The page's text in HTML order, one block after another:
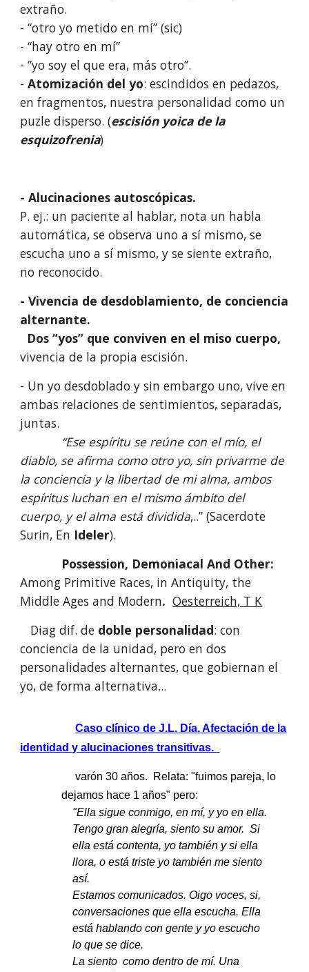
extraño.
- “otro yo metido en mí” (sic)
- “hay otro en mí”
- “yo soy el que era, más otro”.
-Atomización del yo: escindidos en pedazos,
en fragmentos, nuestra personalidad como un
puzle disperso. (escisión yoica de la
esquizofrenia)
- Alucinaciones autoscópicas.
P. ej.: un paciente al hablar, nota un habla
automática, se observa uno a sí mismo, se
escucha uno a sí mismo, y se siente extraño,
no reconocido.
- Vivencia de desdoblamiento, de conciencia
alternante.
Dos “yos” que conviven en el miso cuerpo,
vivencia de la propia escisión.
- Un yo desdoblado y sin embargo uno, vive en
ambas relaciones de sentimientos, separadas,
juntas.
“Ese espíritu se reúne con el mío, el
diablo, se afirma como otro yo, sin privarme de
la conciencia y la libertad de mi alma, ambos
espíritus luchan en el mismo ámbito del
cuerpo, y el alma está dividida,..” (Sacerdote
Surin, En Ideler).
Possession, Demoniacal And Other:
Among Primitive Races, in Antiquity, the
Middle Ages and Modern.Oesterreich, T K
Diag dif. de doble personalidad: con
conciencia de la unidad, pero en dos
personalidades alternantes, que gobiernan el
yo, de forma alternativa...
Caso clínico de J.L. Día. Afectación de la
identidad y alucinaciones transitivas.
varón 30 años. Relata: "fuimos pareja, lo
dejamos hace 1 años" pero:
"Ella sigue conmigo, en mí, y yo en ella.
Tengo gran alegría, siento su amor. Si
ella está contenta, yo también y si ella
llora, o está triste yo también me siento
así.
Estamos comunicados. Oigo voces, si,
conversaciones que ella escucha. Ella
está hablando con gente y yo escucho
lo que se dice.
La siento como dentro de mí. Una